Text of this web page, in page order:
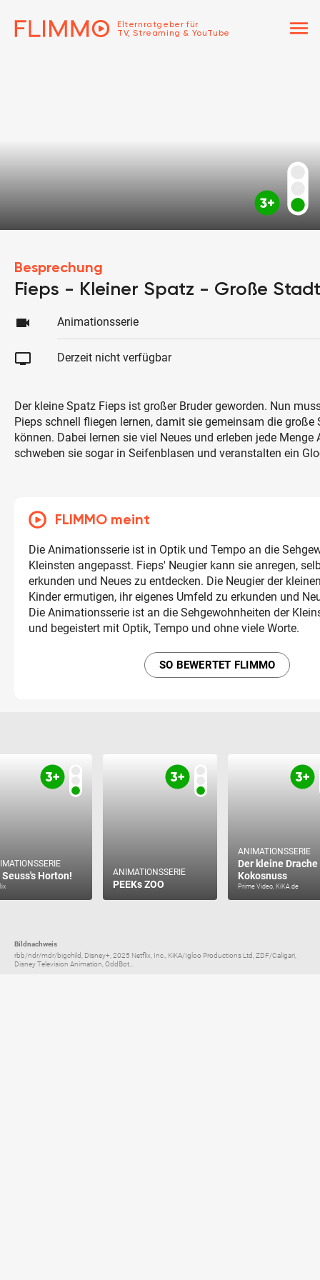
Elternratgeber für
TV, Streaming & YouTube
menu
Besprechung
Fieps - Kleiner Spatz - Große Stadt
videocam Animationsserie
tv Derzeit nicht verfügbar
Der kleine Spatz Fieps ist großer Bruder geworden. Nun
Pieps schnell fliegen lernen, damit sie gemeinsam die große
können. Dabei lernen sie viel Neues und erleben jede Menge
schweben sie sogar in Seifenblasen und veranstalten ein
FLIMMO meint
Die Animationsserie ist in Optik und Tempo an die
Kleinsten angepasst. Fieps' Neugier kann sie anregen,
erkunden und Neues zu entdecken. Die Neugier der
Kinder ermutigen, ihr eigenes Umfeld zu erkunden und
Die Animationsserie ist an die Sehgewohnheiten der
und begeistert mit Optik, Tempo und ohne viele Worte.
SO BEWERTET FLIMMO
Seuss's Horton! ANIMATIONSSERIE
PEEKs ZOO
ANIMATIONSSERIE
Der kleine Drache
Kokosnuss
Prime Video, KiKA.de
Bildnachweis
rbb/ndr/mdr/bigchild, Disney+, 2025 Netflix, Inc., KiKA/Igloo Productions Ltd, ZDF/Caligari,
Disney Television Animation, OddBot...